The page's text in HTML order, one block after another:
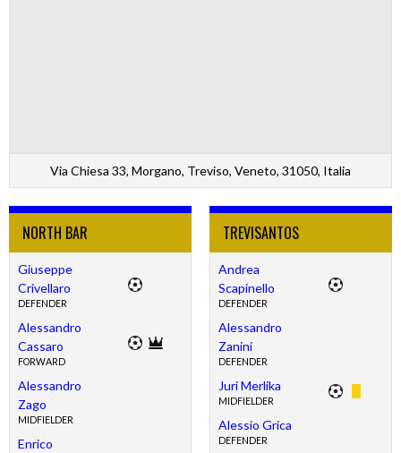
Via Chiesa 33, Morgano, Treviso, Veneto, 31050, Italia
NORTH BAR
Giuseppe
Crivellaro
DEFENDER
Alessandro
Cassaro
FORWARD
Alessandro
Zago
MIDFIELDER
Enrico
TREVISANTOS
Andrea
Scapinello
DEFENDER
Alessandro
Zanini
DEFENDER
Juri Merlika
MIDFIELDER
Alessio Grica
DEFENDER